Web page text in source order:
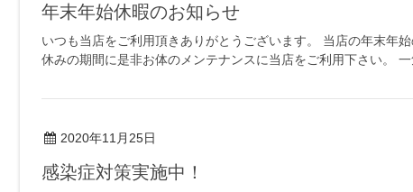
年末年始休暇のお知らせ
いつも当店をご利用頂きありがとうございます。 当店の年末年
休みの期間に是非お体のメンテナンスに当店をご利用下さい。
2020年11月25日
感染症対策実施中！